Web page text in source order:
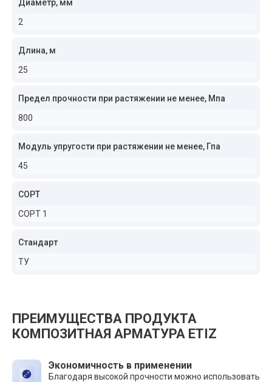
Диаметр, мм
2
Длина, м
25
Предел прочности при растяжении не менее, Мпа
800
Модуль упругости при растяжении не менее, Гпа
45
СОРТ
СОРТ 1
Стандарт
ТУ
ПРЕИМУЩЕСТВА ПРОДУКТА
КОМПОЗИТНАЯ АРМАТУРА ETIZ
Экономичность в применении
Благодаря высокой прочности можно использовать